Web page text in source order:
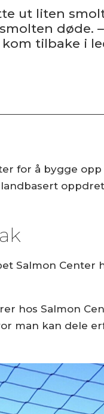
ut liten
døde.
tilbake i
for å bygge
Salmon
hos Salmon
man kan dele